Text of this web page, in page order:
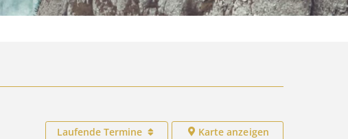
Laufende Termine Karte anzeigen